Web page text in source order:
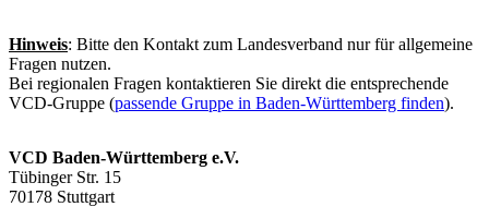
Hinweis: Bitte den Kontakt zum Landesverband nur für allgemeine
Fragen nutzen.
Bei regionalen Fragen kontaktieren Sie direkt die entsprechende
VCD-Gruppe (passende Gruppe in Baden-Württemberg finden).
VCD Baden-Württemberg e.V.
Tübinger Str. 15
70178 Stuttgart